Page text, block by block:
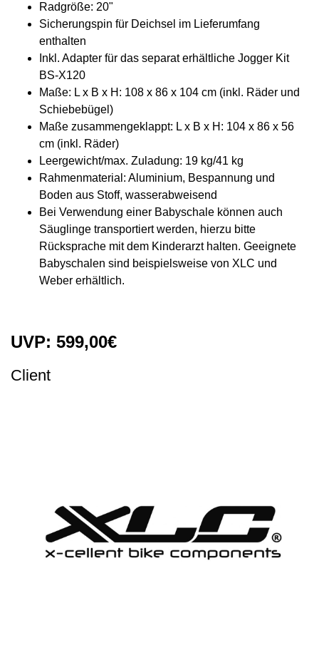
Radgröße: 20"
Sicherungspin für Deichsel im Lieferumfang
enthalten
Inkl. Adapter für das separat erhältliche Jogger Kit
BS-X120
Maße: L x B x H: 108 x 86 x 104 cm (inkl. Räder und
Schiebebügel)
Maße zusammengeklappt: L x B x H: 104 x 86 x 56
cm (inkl. Räder)
Leergewicht/max. Zuladung: 19 kg/41 kg
Rahmenmaterial: Aluminium, Bespannung und
Boden aus Stoff, wasserabweisend
Bei Verwendung einer Babyschale können auch
Säuglinge transportiert werden, hierzu bitte
Rücksprache mit dem Kinderarzt halten. Geeignete
Babyschalen sind beispielsweise von XLC und
Weber erhältlich.
UVP: 599,00€
Client